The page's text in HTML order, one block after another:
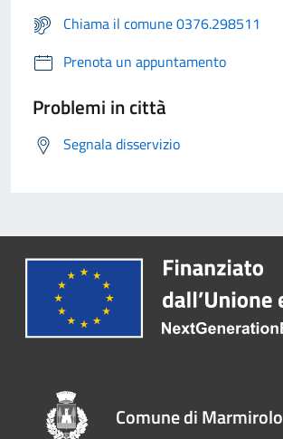
Chiama il comune 0376.298511
Prenota un appuntamento
Problemi in città
Segnala disservizio
Comune di Marmirolo